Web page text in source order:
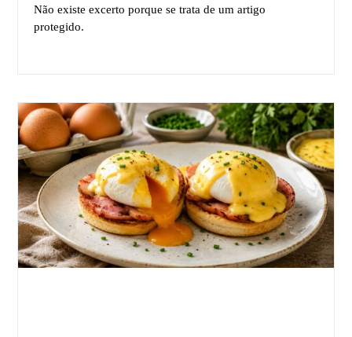
Não existe excerto porque se trata de um artigo
protegido.